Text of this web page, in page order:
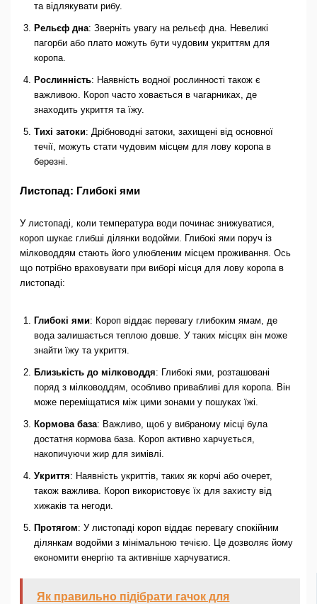
та відлякувати рибу.
Рельєф дна: Зверніть увагу на рельєф дна. Невеликі
пагорби або плато можуть бути чудовим укриттям для
коропа.
Рослинність: Наявність водної рослинності також є
важливою. Короп часто ховається в чагарниках, де
знаходить укриття та їжу.
Тихі затоки: Дрібноводні затоки, захищені від основної
течії, можуть стати чудовим місцем для лову коропа в
березні.
Листопад: Глибокі ями
У листопаді, коли температура води починає знижуватися,
короп шукає глибші ділянки водойми. Глибокі ями поруч із
мілководдям стають його улюбленим місцем проживання. Ось
що потрібно враховувати при виборі місця для лову коропа в
листопаді:
Глибокі ями: Короп віддає перевагу глибоким ямам, де
вода залишається теплою довше. У таких місцях він може
знайти їжу та укриття.
Близькість до мілководдя: Глибокі ями, розташовані
поряд з мілководдям, особливо привабливі для коропа. Він
може переміщатися між цими зонами у пошуках їжі.
Кормова база: Важливо, щоб у вибраному місці була
достатня кормова база. Короп активно харчується,
накопичуючи жир для зимівлі.
Укриття: Наявність укриттів, таких як корчі або очерет,
також важлива. Короп використовує їх для захисту від
хижаків та негоди.
Протягом: У листопаді короп віддає перевагу спокійним
ділянкам водойми з мінімальною течією. Це дозволяє йому
економити енергію та активніше харчуватися.
Як правильно підібрати гачок для